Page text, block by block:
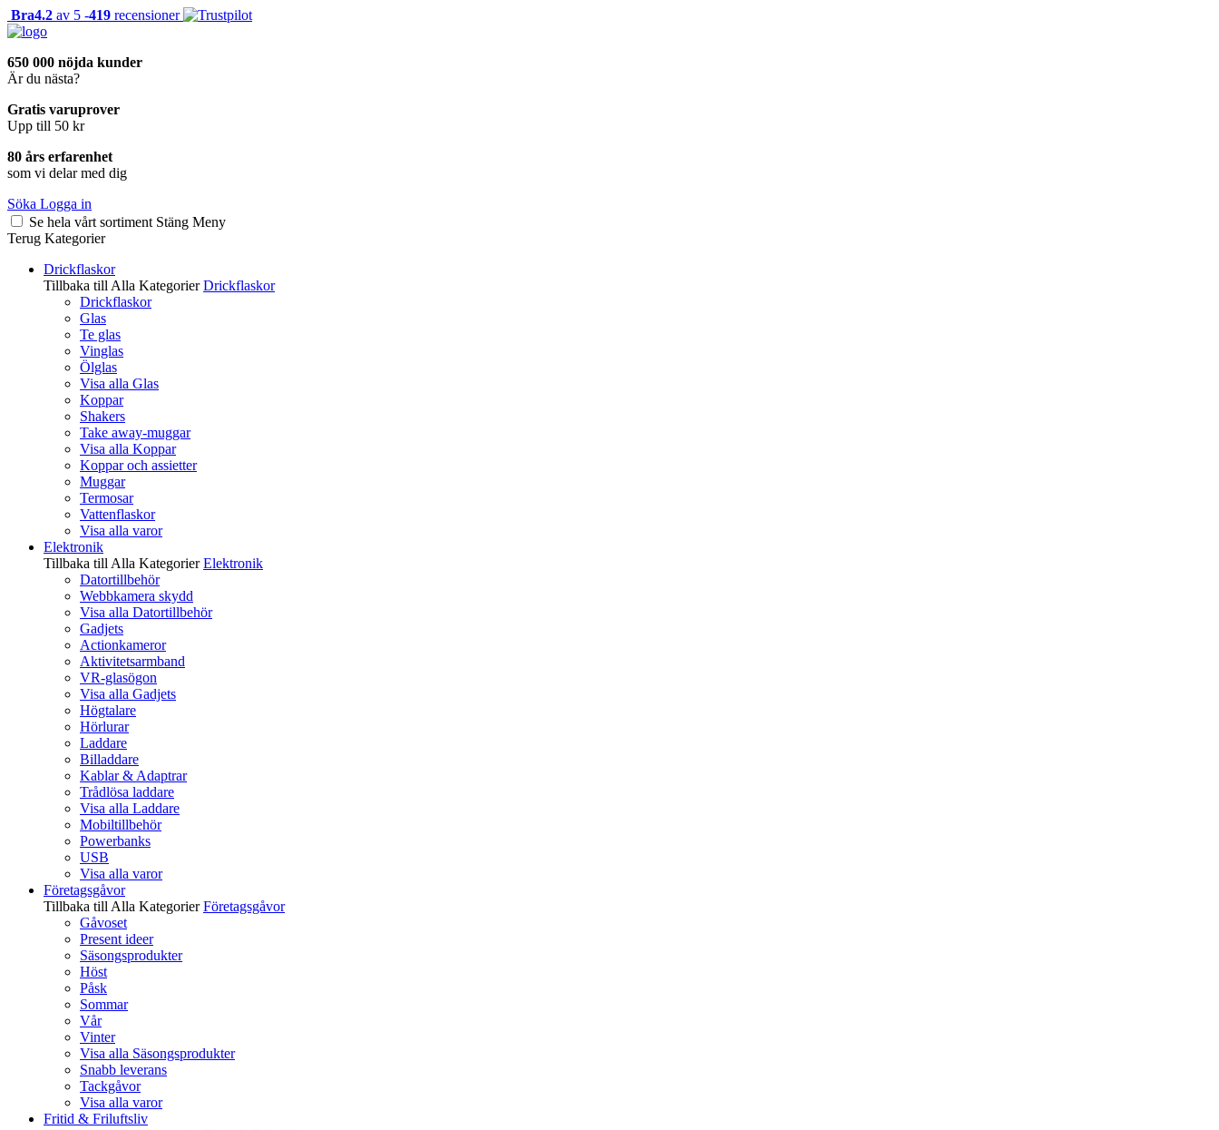
Bra4.2 av 5 -419 recensioner
650 000 nöjda kunder
Är du nästa?
Gratis varuprover
Upp till 50 kr
80 års erfarenhet
som vi delar med dig
Söka Logga in
Se hela vårt sortiment Stäng Meny
Terug Kategorier
Drickflaskor
Tillbaka till Alla Kategorier Drickflaskor
Drickflaskor
Glas
Te glas
Vinglas
Ölglas
Visa alla Glas
Koppar
Shakers
Take away-muggar
Visa alla Koppar
Koppar och assietter
Muggar
Termosar
Vattenflaskor
Visa alla varor
Elektronik
Tillbaka till Alla Kategorier Elektronik
Datortillbehör
Webbkamera skydd
Visa alla Datortillbehör
Gadjets
Actionkameror
Aktivitetsarmband
VR-glasögon
Visa alla Gadjets
Högtalare
Hörlurar
Laddare
Billaddare
Kablar & Adaptrar
Trådlösa laddare
Visa alla Laddare
Mobiltillbehör
Powerbanks
USB
Visa alla varor
Företagsgåvor
Tillbaka till Alla Kategorier Företagsgåvor
Gåvoset
Present ideer
Säsongsprodukter
Höst
Påsk
Sommar
Vår
Vinter
Visa alla Säsongsprodukter
Snabb leverans
Tackgåvor
Visa alla varor
Fritid & Friluftsliv